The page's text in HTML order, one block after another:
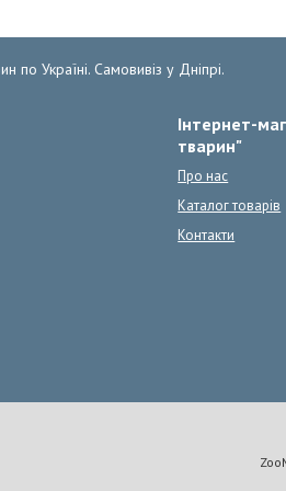
по Україні. Самовивіз у Дніпрі.
Інтернет-
тварин"
Про нас
Каталог товарів
Контакти